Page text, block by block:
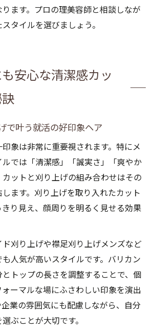
ます。プロの理美容師と相談しなが
タイルを選びましょう。
安心な清潔感カッ
訣
で叶う就活の好印象ヘア
象は非常に重要視されます。特にメ
ルでは「清潔感」「誠実さ」「爽やか
カットと刈り上げの組み合わせはその
ます。刈り上げを取り入れたカット
り見え、顔周りを明るく見せる効果
刈り上げや襟足刈り上げメンズなど
人気が高いスタイルです。バリカン
トップの長さを調整することで、個
ーマルな場にふさわしい印象を演出
業の雰囲気にも配慮しながら、自分
ぶことが大切です。